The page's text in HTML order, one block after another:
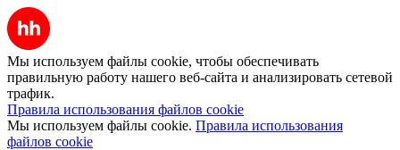
Мы используем файлы cookie, чтобы обеспечивать
правильную работу нашего веб-сайта и анализировать сетевой
трафик.
Правила использования файлов cookie
Мы используем файлы cookie. Правила использования
файлов cookie